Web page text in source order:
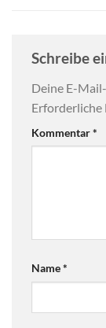
Schreibe
Deine E-
Erforderliche
Kommentar*
Name*